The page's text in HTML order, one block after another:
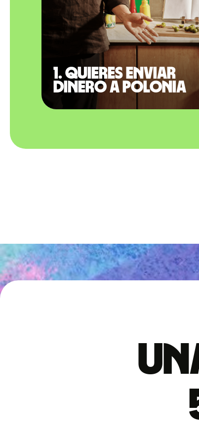
1. Quieres enviar
dinero a Polonia